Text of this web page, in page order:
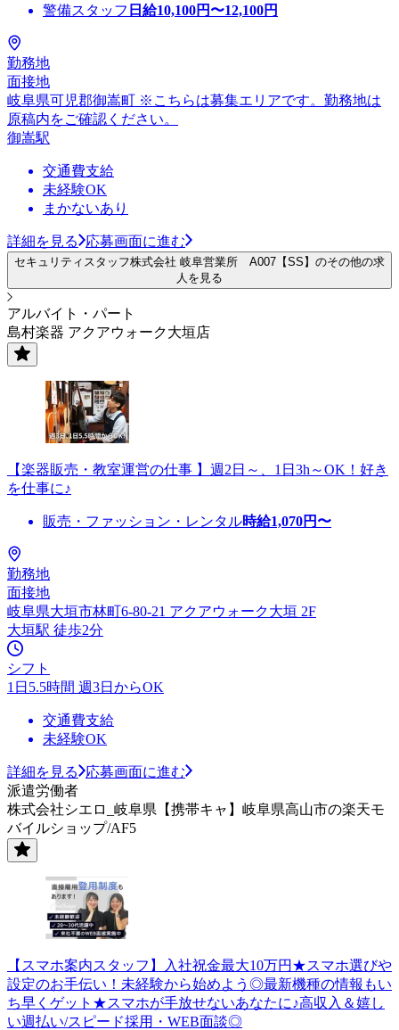
警備スタッフ 日給10,100円〜12,100円
勤務地
面接地
岐阜県可児郡御嵩町 ※こちらは募集エリアです。勤務地は
原稿内をご確認ください。
御嵩駅
交通費支給
未経験OK
まかないあり
詳細を見る 応募画面に進む
セキュリティスタッフ株式会社 岐阜営業所 A007【SS】のその他の求
人を見る
アルバイト・パート
島村楽器 アクアウォーク大垣店
【楽器販売・教室運営の仕事 】週2日～、1日3h～OK！好き
を仕事に♪
販売・ファッション・レンタル時給1,070円〜
勤務地
面接地
岐阜県大垣市林町6-80-21 アクアウォーク大垣 2F
大垣駅 徒歩2分
シフト
1日5.5時間 週3日からOK
交通費支給
未経験OK
詳細を見る
応募画面に進む
派遣労働者
株式会社シエロ_岐阜県【携帯キャ】岐阜県高山市の楽天モ
バイルショップ/AF5
【スマホ案内スタッフ】入社祝金最大10万円★スマホ選びや
設定のお手伝い！未経験から始めよう◎最新機種の情報もい
ち早くゲット★スマホが手放せないあなたに♪高収入＆嬉し
い週払い/スピード採用・WEB面談◎